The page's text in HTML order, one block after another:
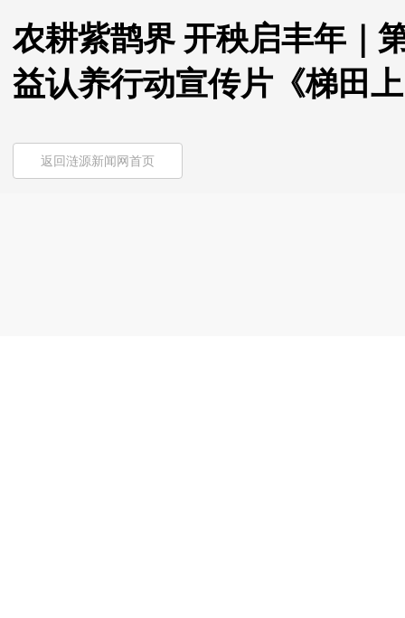
农耕紫鹊界 开秧启丰年｜
益认养行动宣传片《梯田
返回涟源新闻网首页